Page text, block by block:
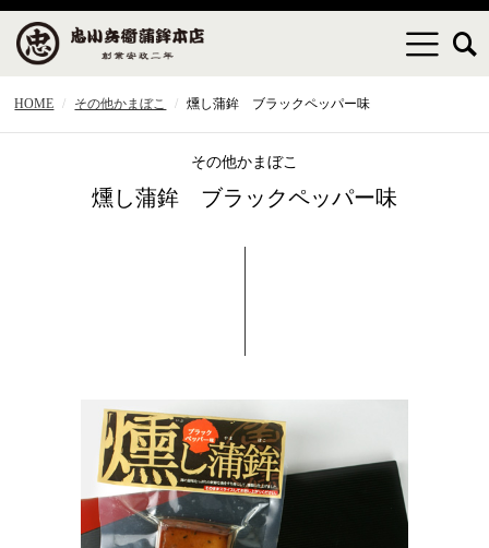
HOME その他かまぼこ 燻し蒲鉾 ブラックペッパー味
その他かまぼこ
燻し蒲鉾 ブラックペッパー味